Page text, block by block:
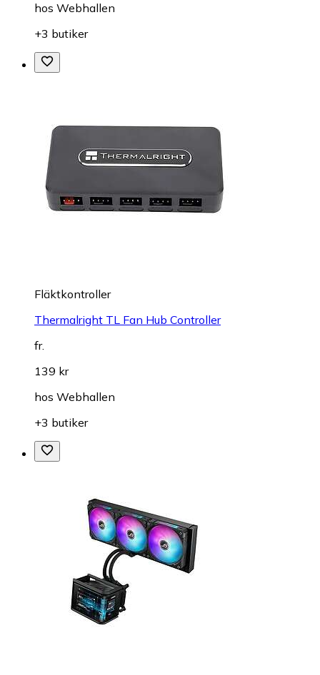
hos Webhallen
+3 butiker
Fläktkontroller
Thermalright TL Fan Hub Controller
fr.
139 kr
hos Webhallen
+3 butiker